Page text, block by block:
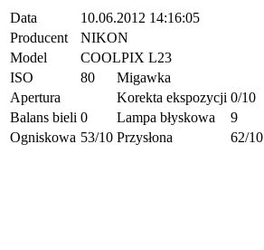
Data
10.06.2012 14:16:05
Producent
NIKON
Model
COOLPIX L23
ISO
80
Migawka
Apertura
Korekta ekspozycji 0/10
Balans bieli 0 Lampa błyskowa
9
Ogniskowa 53/10 Przysłona 62/10